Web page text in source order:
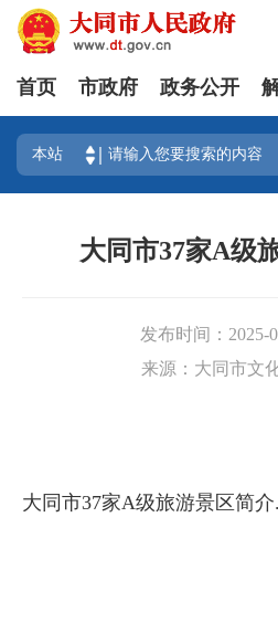
首页 市政府 政务公开
本站
大同市37家A级
发布时间： 2025-
来源： 大同市文
大同市37家A级旅游景区简